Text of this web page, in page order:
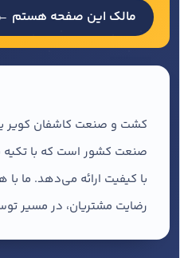
مالک این صفحه هستم
کشت و صنعت کاشفان کویر
صنعت کشور است که با تکیه
با کیفیت ارائه می‌دهد. ما
رضایت مشتریان، در مسیر